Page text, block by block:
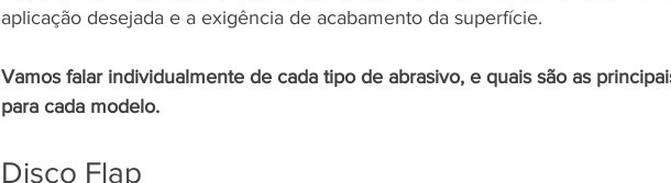
aplicação desejada e a exigência de acabamento da superfície.
Vamos falar individualmente de cada tipo de abrasivo, e quais são as
para cada modelo.
Disco Flap